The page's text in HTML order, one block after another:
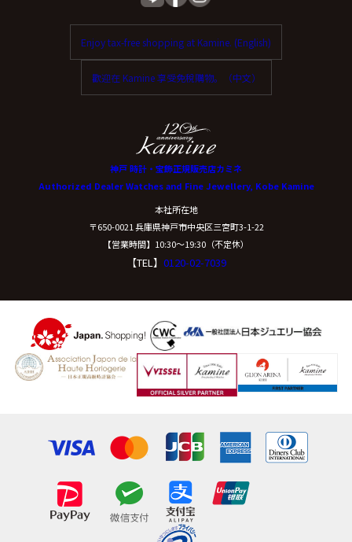
Enjoy tax-free shopping at Kamine. (English)
歡迎在 Kamine 享受免稅購物。（中文）
神戸 時計・宝飾正規販売店カミネ
Authorized Dealer Watches and Fine Jewellery, Kobe Kamine
本社所在地
〒650-0021 兵庫県神戸市中央区三宮町3-1-22
【営業時間】10:30〜19:30（不定休）
【TEL】 0120-02-7039